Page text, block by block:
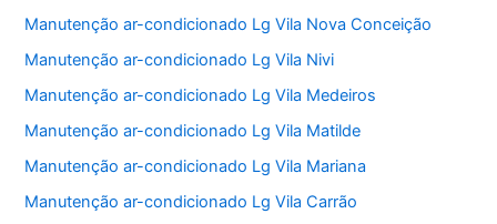
Manutenção ar-condicionado Lg Vila Nova Conceição
Manutenção ar-condicionado Lg Vila Nivi
Manutenção ar-condicionado Lg Vila Medeiros
Manutenção ar-condicionado Lg Vila Matilde
Manutenção ar-condicionado Lg Vila Mariana
Manutenção ar-condicionado Lg Vila Carrão